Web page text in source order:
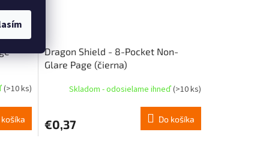
(>10 ks)
košíka
Dragon Shield - 8-Pocket Non-
Glare Page (čierna)
Skladom - odosielame ihneď(>10 ks)
€0,37 Do košíka